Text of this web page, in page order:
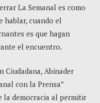
La Semanal es como
hablar, cuando el
es que hagan
el encuentro.
Ciudadana, Abinader
con la Prensa”
democracia al permitir